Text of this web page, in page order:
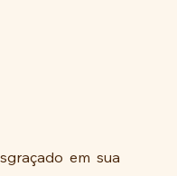
em sua